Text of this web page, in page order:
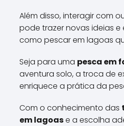
Além disso, interagir com
pode trazer novas ideias e
como pescar em lagoas
Seja para uma pesca em
aventura solo, a troca de
enriquece a prática da
Com o conhecimento das
em lagoase a escolha